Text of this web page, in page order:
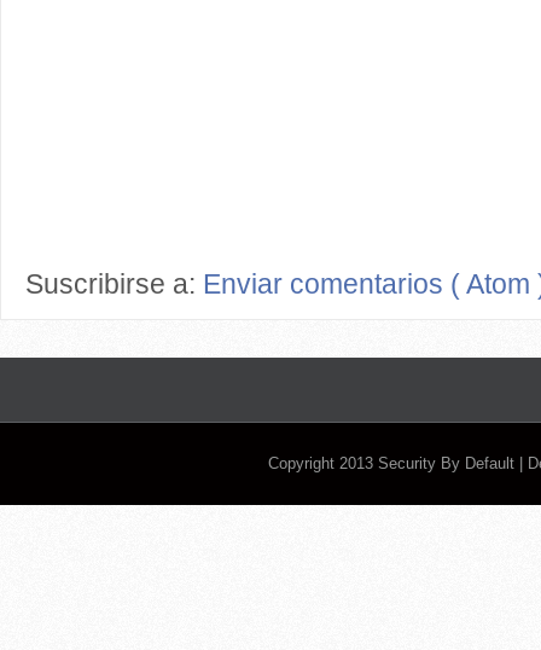
Suscribirse a: Enviar comentarios ( Atom
Copyright 2013 Security By Default |